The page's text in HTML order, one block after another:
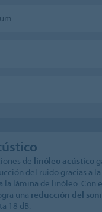
de linóleo acústico
del ruido gracias a
la lámina de linóleo. Con
una reducción del
18 dB.